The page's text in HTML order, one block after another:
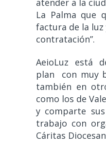
atender a la
La Palma que
factura de la
contratación”.
AeioLuz está
plan​ ​ con muy
también en
como los de
y comparte
trabajo con
Cáritas